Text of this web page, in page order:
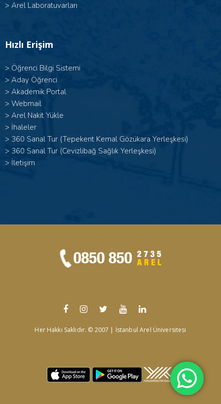
> Arel Laboratuvarları
Hızlı Erişim
> Öğrenci Bilgi Sistemi
> Aday Öğrenci
> Akademik Portal
> Webmail
> Arel Nakit Yükle
> İhaleler
> 360 Sanal Tur (Tepekent Kemal Gözükara Yerleşkesi)
> 360 Sanal Tur (Cevizlibağ Sağlık Yerleşkesi)
> İletişim
Her Hakkı Saklıdır. © 2007 | İstanbul Arel Üniversitesi